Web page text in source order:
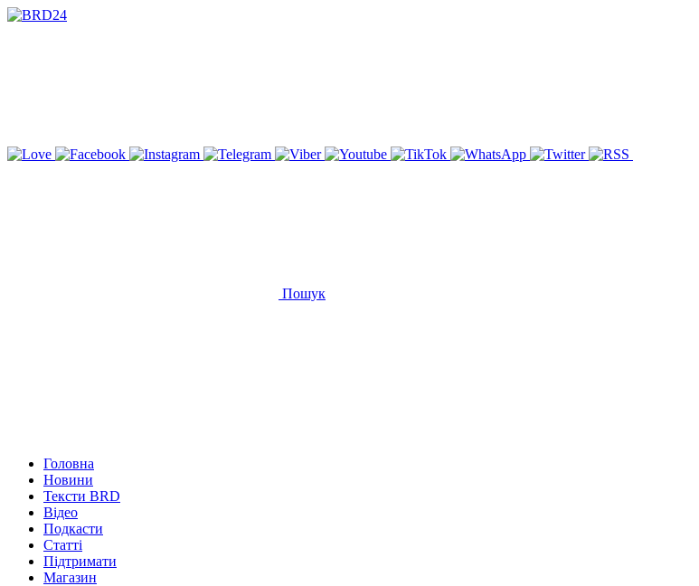
Пошук
Головна
Новини
Тексти BRD
Відео
Подкасти
Статті
Підтримати
Магазин